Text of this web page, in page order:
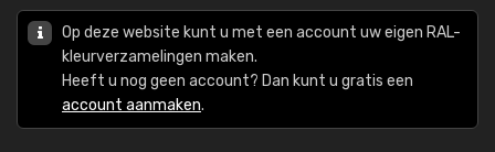
Op deze website kunt u met een account uw eigen RAL-
kleurverzamelingen maken.
Heeft u nog geen account? Dan kunt u gratis een
account aanmaken.